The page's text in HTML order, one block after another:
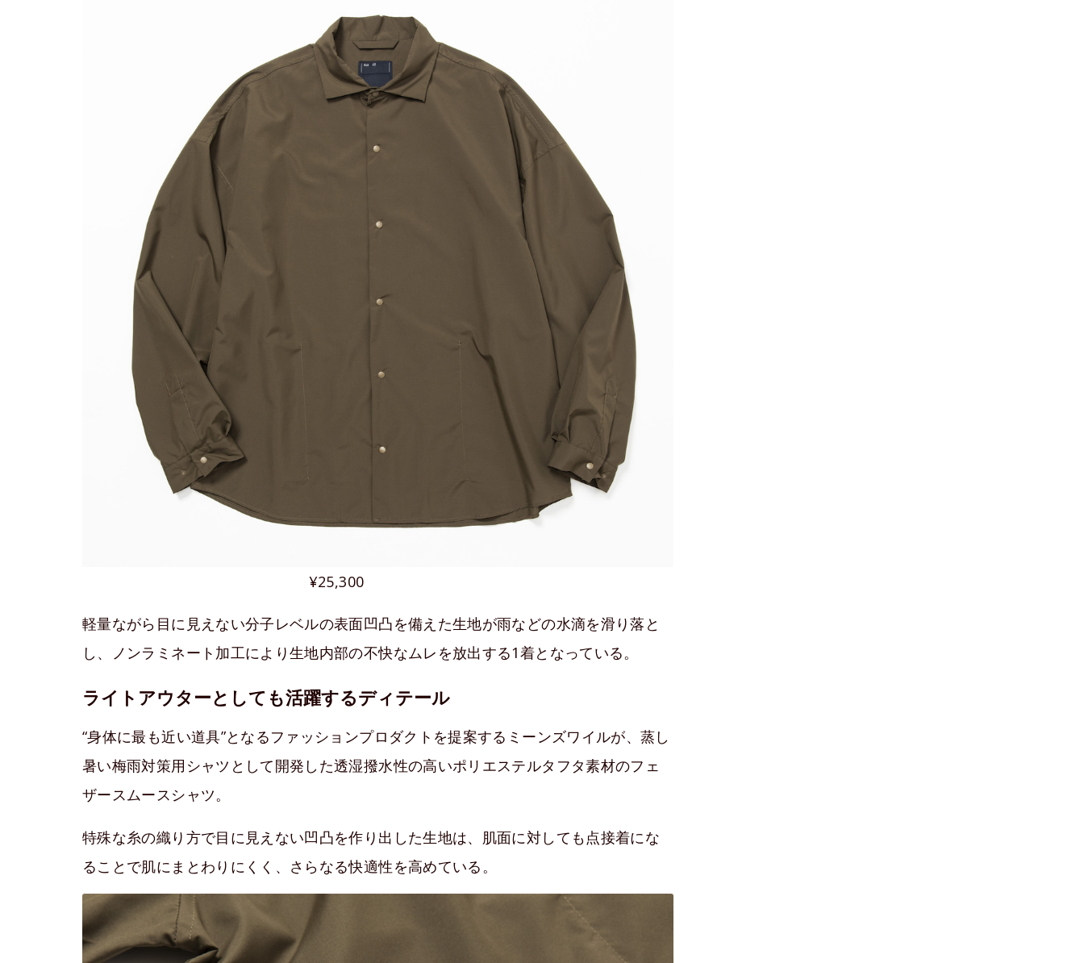
¥25,300
軽量ながら目に見えない分子レベルの表面凹凸を備えた生地が雨などの水滴を滑り落と
し、ノンラミネート加工により生地内部の不快なムレを放出する1着となっている。
ライトアウターとしても活躍するディテール
“身体に最も近い道具”となるファッションプロダクトを提案するミーンズワイルが、蒸し
暑い梅雨対策用シャツとして開発した透湿撥水性の高いポリエステルタフタ素材のフェ
ザースムースシャツ。
特殊な糸の織り方で目に見えない凹凸を作り出した生地は、肌面に対しても点接着にな
ることで肌にまとわりにくく、さらなる快適性を高めている。